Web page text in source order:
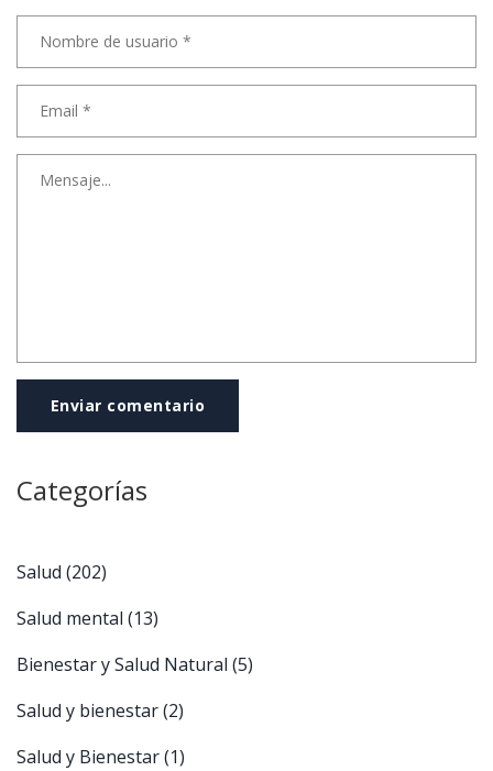
Enviar comentario
Categorías
Salud (202)
Salud mental (13)
Bienestar y Salud Natural (5)
Salud y bienestar(2)
Salud y Bienestar(1)